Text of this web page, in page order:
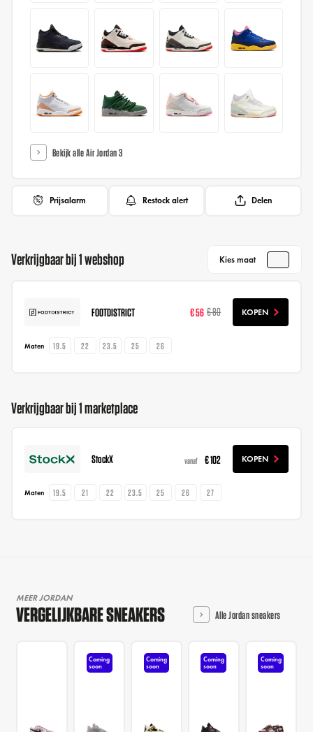
Bekijk alle Air Jordan 3
Prijsalarm Restock alert Delen
Verkrijgbaar bij 1 webshop Kies maat
FOOTDISTRICT € 56 € 80 KOPEN
Maten 19.5 22 23.5 25 26
Verkrijgbaar bij 1 marketplace
StockX vanaf € 102 KOPEN
Maten 19.5 21 22 23.5 25 26 27
MEER JORDAN
VERGELIJKBARE SNEAKERS Alle Jordan sneakers
Coming
soon
Coming
soon
Coming
soon
Coming
soon